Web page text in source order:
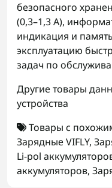
безопасного
(0,3–1,3 А),
индикация и
эксплуатацию
задач по
Другие товары
устройства
Товары с
Зарядные VIFLY,
Li-pol
аккумуляторов,